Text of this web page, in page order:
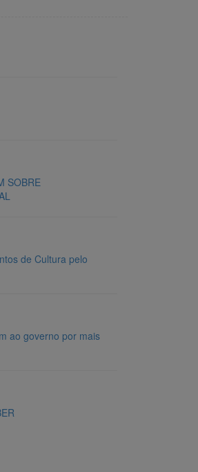
SOBRE
de Cultura pelo
ao governo por mais